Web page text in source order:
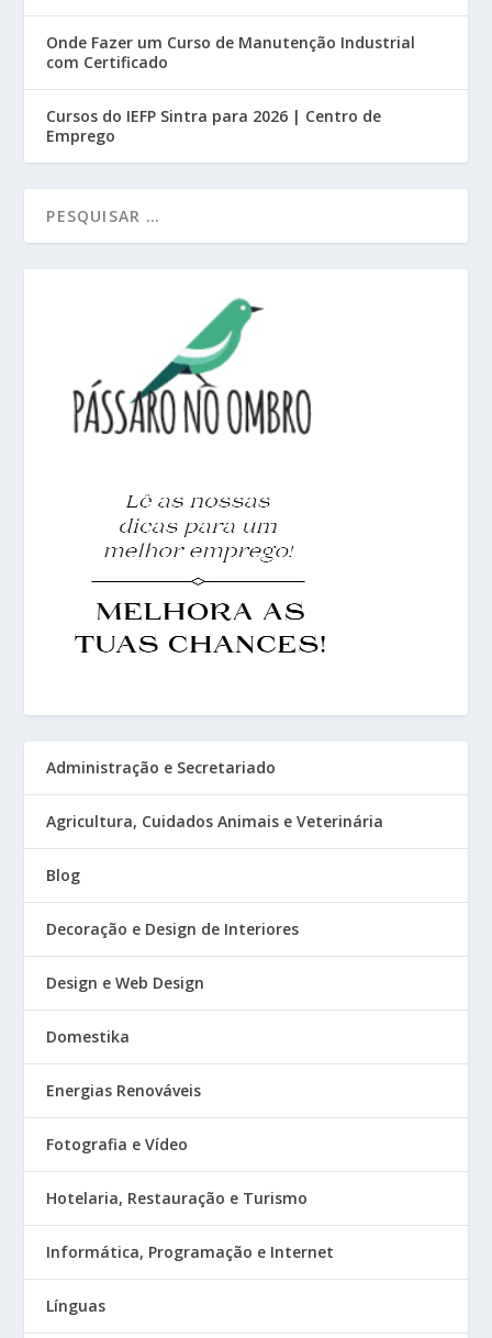
Onde Fazer um Curso de Manutenção Industrial
com Certificado
Cursos do IEFP Sintra para 2026 | Centro de
Emprego
Administração e Secretariado
Agricultura, Cuidados Animais e Veterinária
Blog
Decoração e Design de Interiores
Design e Web Design
Domestika
Energias Renováveis
Fotografia e Vídeo
Hotelaria, Restauração e Turismo
Informática, Programação e Internet
Línguas